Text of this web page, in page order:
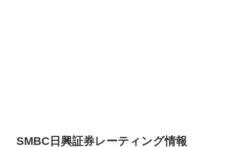
SMBC日興証券レーティング情報